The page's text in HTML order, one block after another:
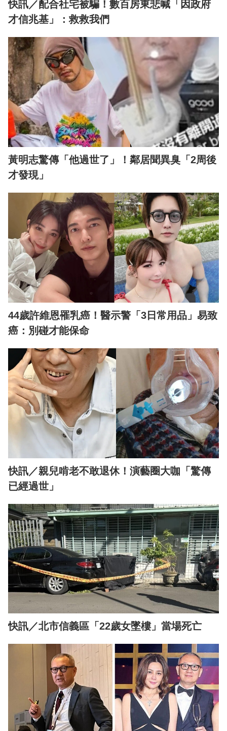
快訊／配合社宅被騙！數百房東悲喊「因政府
才信兆基」：救救我們
黃明志驚傳「他過世了」！鄰居聞異臭「2周後
才發現」
44歲許維恩罹乳癌！醫示警「3日常用品」易致
癌：別碰才能保命
快訊／親兒啃老不敢退休！演藝圈大咖「驚傳
已經過世」
快訊／北市信義區「22歲女墜樓」當場死亡